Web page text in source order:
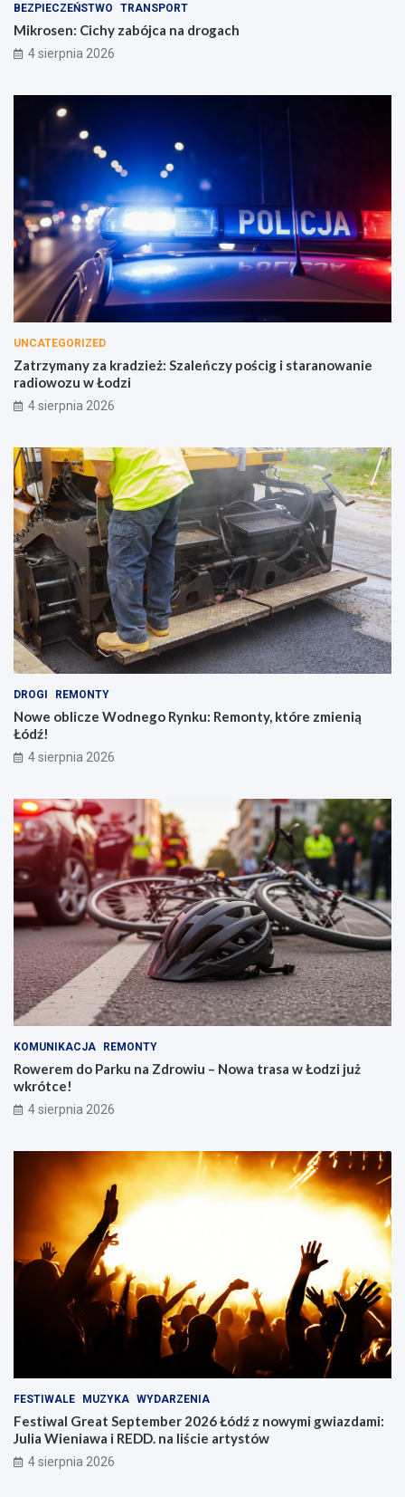
BEZPIECZEŃSTWO TRANSPORT
Mikrosen: Cichy zabójca na drogach
4 sierpnia 2026
UNCATEGORIZED
Zatrzymany za kradzież: Szaleńczy pościg i staranowanie
radiowozu w Łodzi
4 sierpnia 2026
DROGI REMONTY
Nowe oblicze Wodnego Rynku: Remonty, które zmienią
Łódź!
4 sierpnia 2026
KOMUNIKACJA REMONTY
Rowerem do Parku na Zdrowiu – Nowa trasa w Łodzi już
wkrótce!
4 sierpnia 2026
FESTIWALE MUZYKA WYDARZENIA
Festiwal Great September 2026 Łódź z nowymi gwiazdami:
Julia Wieniawa i REDD. na liście artystów
4 sierpnia 2026